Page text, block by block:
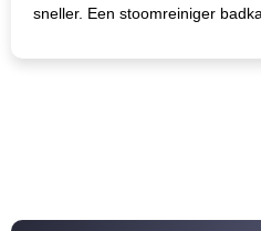
sneller. Een stoomreiniger